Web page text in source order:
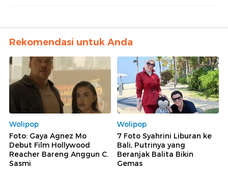
Rekomendasi untuk Anda
Wolipop
Foto: Gaya Agnez Mo
Debut Film Hollywood
Reacher Bareng Anggun C.
Sasmi
Wolipop
7 Foto Syahrini Liburan ke
Bali, Putrinya yang
Beranjak Balita Bikin
Gemas